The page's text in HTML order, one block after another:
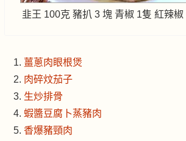
韭王 100克 豬扒 3 塊 青椒 1隻 紅辣椒
薑蔥肉眼根煲
肉碎炆茄子
生炒排骨
蝦醬豆腐卜蒸豬肉
香爆豬頸肉